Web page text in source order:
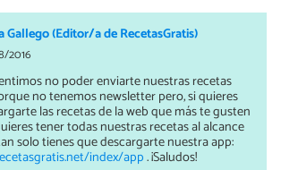
Gallego (Editor/a de RecetasGratis)
2016
no poder enviarte nuestras recetas
no tenemos newsletter pero, si quieres
las recetas de la web que más te gusten
tener todas nuestras recetas al alcance
solo tienes que descargarte nuestra app:
index/app. ¡Saludos!